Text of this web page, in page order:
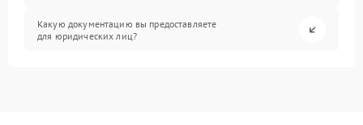
Какую документацию вы предоставляете
для юридических лиц?